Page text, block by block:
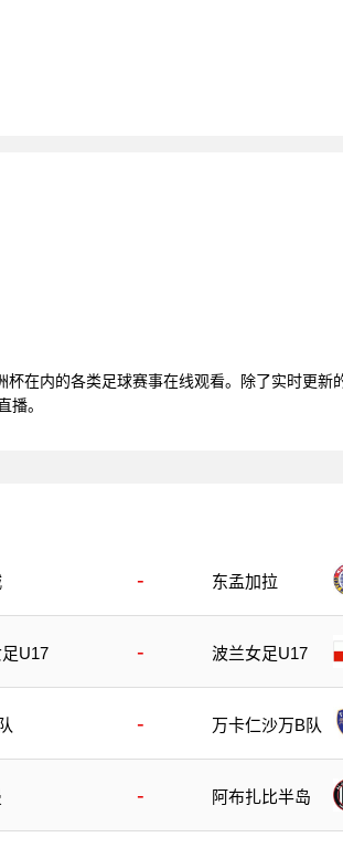
在内的各类足球赛事在线观看。除了实时更新
播。
- 东孟加拉
U17 - 波兰女足U17
- 万卡仁沙万B队
- 阿布扎比半岛